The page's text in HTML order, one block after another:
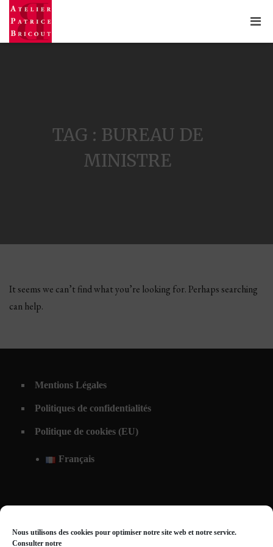
Nous utilisons des cookies pour optimiser notre site web et notre service.
Consulter notre
TAG : BUREAU DE
MINISTRE
It seems we can’t find what you’re looking for. Perhaps searching
can help.
Mentions Légales
Politiques de confidentialités
Politique de cookies (EU)
Français